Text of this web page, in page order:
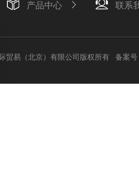
产品中心 联系
贸易（北京）有限公司版权所有 备案号